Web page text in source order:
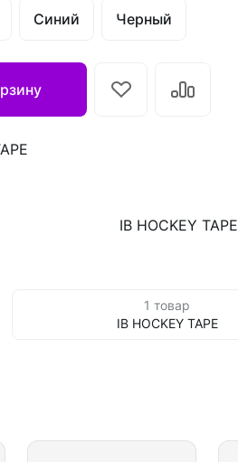
Синий Черный
IB HOCKEY TAPE
1 товар
IB HOCKEY TAPE